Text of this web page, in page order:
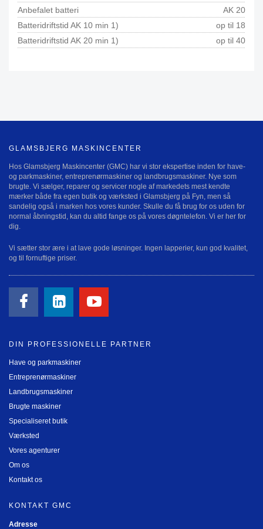
Anbefalet batteri
AK 20
Batteridriftstid AK 10 min 1)
op til 18
Batteridriftstid AK 20 min 1)
op til 40
GLAMSBJERG MASKINCENTER
Hos Glamsbjerg Maskincenter (GMC) har vi stor ekspertise inden for have-
og parkmaskiner, entreprenørmaskiner og landbrugsmaskiner. Nye som
brugte. Vi sælger, reparer og servicer nogle af markedets mest kendte
mærker både fra egen butik og værksted i Glamsbjerg på Fyn, men så
sandelig også i marken hos vores kunder. Skulle du få brug for os uden for
normal åbningstid, kan du altid fange os på vores døgntelefon. Vi er her for
dig.
Vi sætter stor ære i at lave gode løsninger. Ingen lapperier, kun god kvalitet,
og til fornuftige priser.
DIN PROFESSIONELLE PARTNER
Have og parkmaskiner
Entreprenørmaskiner
Landbrugsmaskiner
Brugte maskiner
Specialiseret butik
Værksted
Vores agenturer
Om os
Kontakt os
KONTAKT GMC
Adresse